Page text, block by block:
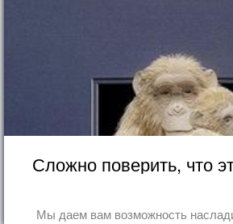
Сложно поверить, что
Мы даем вам возможность